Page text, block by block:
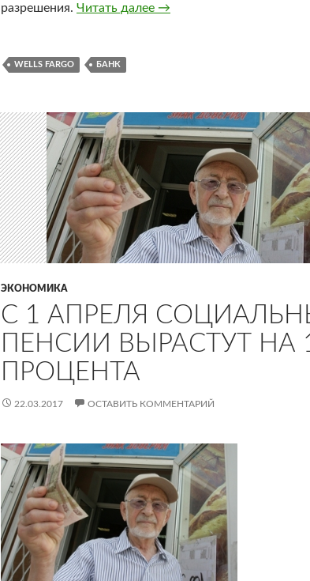
разрешения. Читать далее Крупный банк уволил
→
WELLS FARGO БАНК
ЭКОНОМИКА
С 1 АПРЕЛЯ
ПЕНСИИ ВЫРАСТУТ НА
ПРОЦЕНТА
22.03.2017 ОСТАВИТЬ КОММЕНТАРИЙ